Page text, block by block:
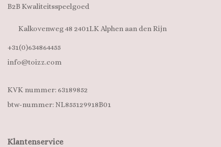
B2B Kwaliteitsspeelgoed
Kalkovenweg 48 2401LK Alphen aan den Rijn
+31(0)634864455
info@toizz.com
KVK nummer: 63189852
btw-nummer: NL855129918B01
Klantenservice